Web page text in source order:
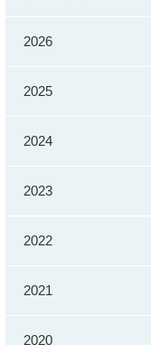
2026
2025
2024
2023
2022
2021
2020